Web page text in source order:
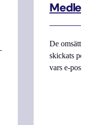
De
skickats
vars e-